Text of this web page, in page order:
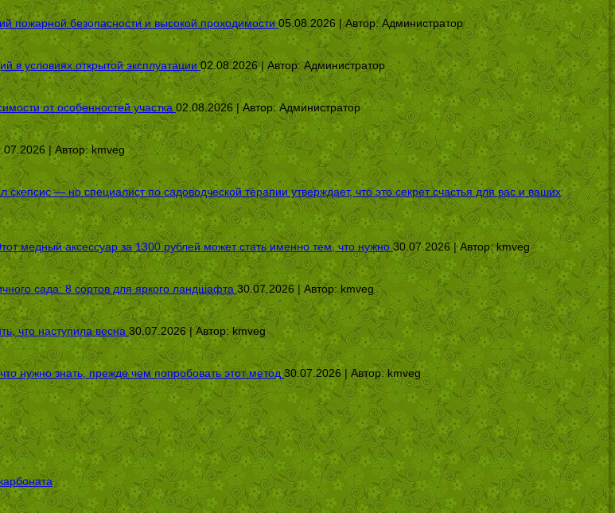
пожарной безопасности и высокой проходимости 05.08.2026 | Автор:Администратор
в условиях открытой эксплуатации 02.08.2026 | Автор:Администратор
от особенностей участка 02.08.2026 | Автор:Администратор
| Автор:kmveg
— но специалист по садоводческой терапии утверждает, что это секрет счастья для вас и ваших
медный аксессуар за 1300 рублей может стать именно тем, что нужно 30.07.2026 | Автор:kmveg
сада: 8 сортов для яркого ландшафта 30.07.2026 | Автор:kmveg
что наступила весна 30.07.2026 | Автор:kmveg
нужно знать, прежде чем попробовать этот метод 30.07.2026 | Автор:kmveg